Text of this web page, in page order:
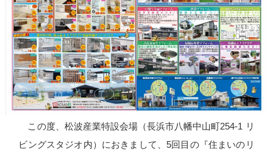
この度、松波産業特設会場（長浜市八幡中山町254-1 リ
ビングスタジオ内）におきまして、5回目の『住まいのリ